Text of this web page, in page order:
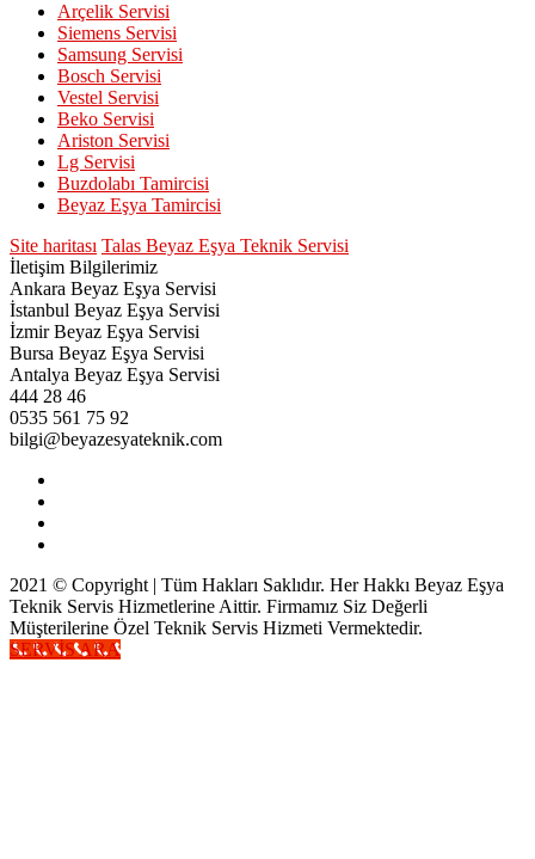
Arçelik Servisi
Siemens Servisi
Samsung Servisi
Bosch Servisi
Vestel Servisi
Beko Servisi
Ariston Servisi
Lg Servisi
Buzdolabı Tamircisi
Beyaz Eşya Tamircisi
Site haritası Talas Beyaz Eşya Teknik Servisi
İletişim Bilgilerimiz
Ankara Beyaz Eşya Servisi
İstanbul Beyaz Eşya Servisi
İzmir Beyaz Eşya Servisi
Bursa Beyaz Eşya Servisi
Antalya Beyaz Eşya Servisi
444 28 46
0535 561 75 92
bilgi@beyazesyateknik.com
2021 © Copyright | Tüm Hakları Saklıdır. Her Hakkı Beyaz Eşya
Teknik Servis Hizmetlerine Aittir. Firmamız Siz Değerli
Müşterilerine Özel Teknik Servis Hizmeti Vermektedir.
SERVİS ARA